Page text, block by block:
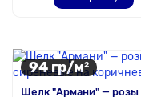
94 гр/м²
Шелк "Армани" — розы